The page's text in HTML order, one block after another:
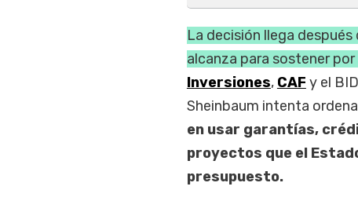
La decisión llega
alcanza para sostener
Inversiones, CAF y el
Sheinbaum intenta
en usar garantías,
proyectos que el
presupuesto.